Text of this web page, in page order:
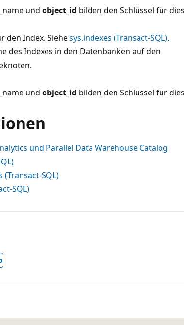
und object_id bilden den Schlüssel für
den Index. Siehesys.indexes (Transact-SQL).
des Indexes in den Datenbanken auf den
und object_id bilden den Schlüssel für
und Parallel Data Warehouse Catalog
SQL)
SQL)